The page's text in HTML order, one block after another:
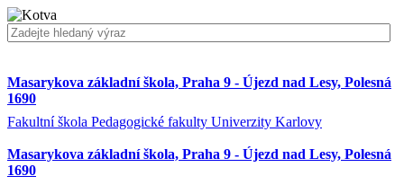
Masarykova základní škola, Praha 9 - Újezd nad Lesy, Polesná
1690
Fakultní škola Pedagogické fakulty Univerzity Karlovy
Masarykova základní škola, Praha 9 - Újezd nad Lesy, Polesná
1690